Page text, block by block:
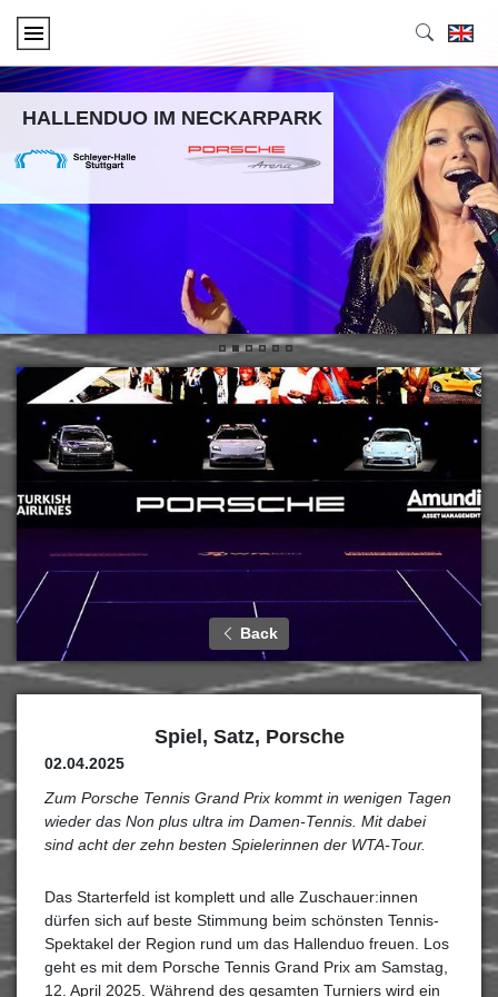
HALLENDUO IM NECKARPARK
• • • • • •
Back
Spiel, Satz, Porsche
02.04.2025
Zum Porsche Tennis Grand Prix kommt in wenigen Tagen
wieder das Non plus ultra im Damen-Tennis. Mit dabei
sind acht der zehn besten Spielerinnen der WTA-Tour.
Das Starterfeld ist komplett und alle Zuschauer:innen
dürfen sich auf beste Stimmung beim schönsten Tennis-
Spektakel der Region rund um das Hallenduo freuen. Los
geht es mit dem Porsche Tennis Grand Prix am Samstag,
12. April 2025. Während des gesamten Turniers wird ein